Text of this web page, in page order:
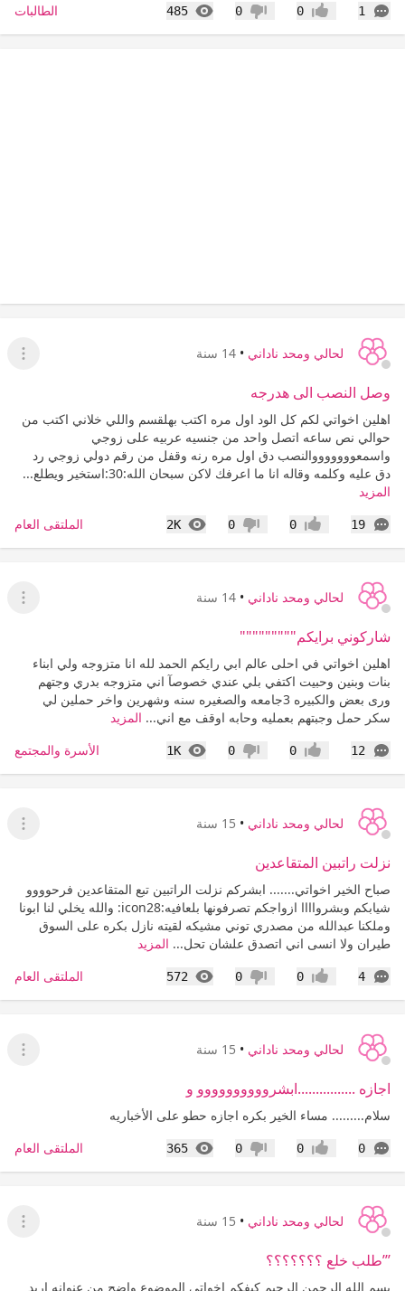
1
التعليقات إعجاب0 عدم إعجاب
0
485
المشاهدات الطالبات
لحالي ومحد ناداني • 14 سنة
عرض
وصل النصب الى هدرجه
اهلين اخواتي لكم كل الود اول مره اكتب بهلقسم واللي خلاني اكتب من
حوالي نص ساعه اتصل واحد من جنسيه عربيه على زوجي
واسمعوووووووالنصب دق اول مره رنه وقفل من رقم دولي زوجي رد
دق عليه وكلمه وقاله انا ما اعرفك لاكن سبحان الله:30:استخير ويطلع...
المزيد
19
التعليقات إعجاب0 عدم إعجاب
0
2K
المشاهدات الملتقى العام
لحالي ومحد ناداني • 14 سنة
عرض
شاركوني برايكم"""""""""
اهلين اخواتي في احلى عالم ابي رايكم الحمد لله انا متزوجه ولي ابناء
بنات وبنين وحبيت اكتفي بلي عندي خصوصآ اني متزوجه بدري وجتهم
ورى بعض والكبيره 3جامعه والصغيره سنه وشهرين واخر حملين لي
سكر حمل وجبتهم بعمليه وحابه اوقف مع اني... المزيد
12
التعليقات إعجاب0 عدم إعجاب
0
1K
المشاهدات الأسرة والمجتمع
لحالي ومحد ناداني • 15 سنة
عرض
نزلت راتبين المتقاعدين
صباح الخير اخواتي....... ابشركم نزلت الراتبين تبع المتقاعدين فرحوووو
شيابكم وبشرواااا ازواجكم تصرفونها بلعافيه:icon28: والله يخلي لنا ابونا
وملكنا عبدالله من مصدري توني مشيكه لقيته نازل بكره على السوق
طيران ولا انسى اني اتصدق علشان تحل... المزيد
4
التعليقات إعجاب0 عدم إعجاب
0
572
المشاهدات الملتقى العام
لحالي ومحد ناداني • 15 سنة
عرض
اجازه ................ابشروووووووووو و
سلام......... مساء الخير بكره اجازه حطو على الأخباريه
0
التعليقات إعجاب0 عدم إعجاب
0
365
المشاهدات الملتقى العام
لحالي ومحد ناداني • 15 سنة
عرض
’’’طلب خلع ؟؟؟؟؟؟؟
بسم الله الرحمن الرحيم كيفكم اخواتي الموضوع واضح من عنوانه اريد